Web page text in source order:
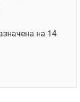
на 14